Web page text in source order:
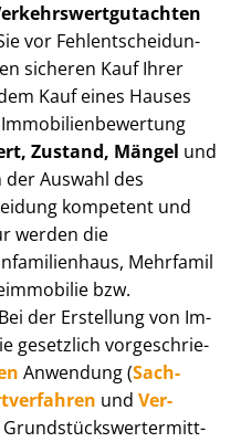
vor Fehl­ent­schei­dun­
sicheren Kauf Ihrer
Kauf eines Hauses
Zustand, Mängel und
Auswahl des
kompetent und
werden die
Mehr­fa­mi­l
bzw.
der Erstellung von Im­
gesetzlich vor­ge­schrie­
Anwendung (Sach­
und Ver­
Grund­stücks­wert­ermitt­